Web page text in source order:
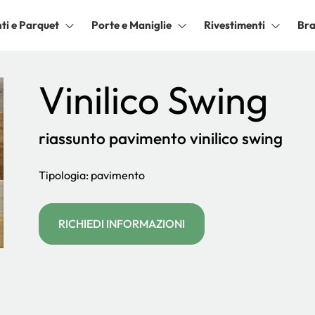
e Parquet Porte e Maniglie Rivestimenti
Vinilico Swing
riassunto pavimento vinilico swing
Tipologia: pavimento
RICHIEDI INFORMAZIONI